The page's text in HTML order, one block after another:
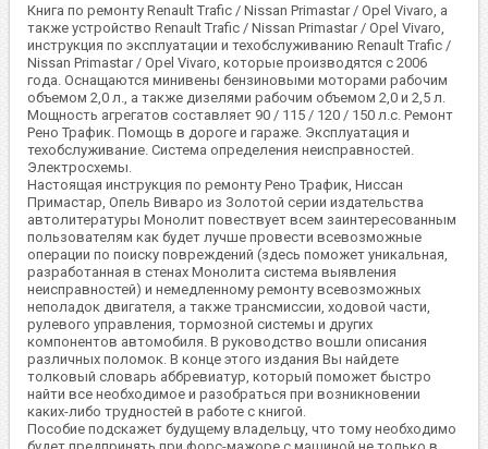
Книга по ремонту Renault Trafic / Nissan Primastar / Opel Vivaro, а
также устройство Renault Trafic / Nissan Primastar / Opel Vivaro,
инструкция по эксплуатации и техобслуживанию Renault Trafic /
Nissan Primastar / Opel Vivaro, которые производятся с 2006
года. Оснащаются минивены бензиновыми моторами рабочим
объемом 2,0 л., а также дизелями рабочим объемом 2,0 и 2,5 л.
Мощность агрегатов составляет 90 / 115 / 120 / 150 л.с. Ремонт
Рено Трафик. Помощь в дороге и гараже. Эксплуатация и
техобслуживание. Система определения неисправностей.
Электросхемы.
Настоящая инструкция по ремонту Рено Трафик, Ниссан
Примастар, Опель Виваро из Золотой серии издательства
автолитературы Монолит повествует всем заинтересованным
пользователям как будет лучше провести всевозможные
операции по поиску повреждений (здесь поможет уникальная,
разработанная в стенах Монолита система выявления
неисправностей) и немедленному ремонту всевозможных
неполадок двигателя, а также трансмиссии, ходовой части,
рулевого управления, тормозной системы и других
компонентов автомобиля. В руководство вошли описания
различных поломок. В конце этого издания Вы найдете
толковый словарь аббревиатур, который поможет быстро
найти все необходимое и разобраться при возникновении
каких-либо трудностей в работе с книгой.
Пособие подскажет будущему владельцу, что тому необходимо